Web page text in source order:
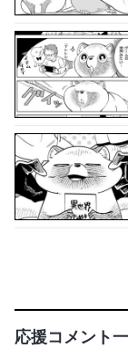
応援コメント